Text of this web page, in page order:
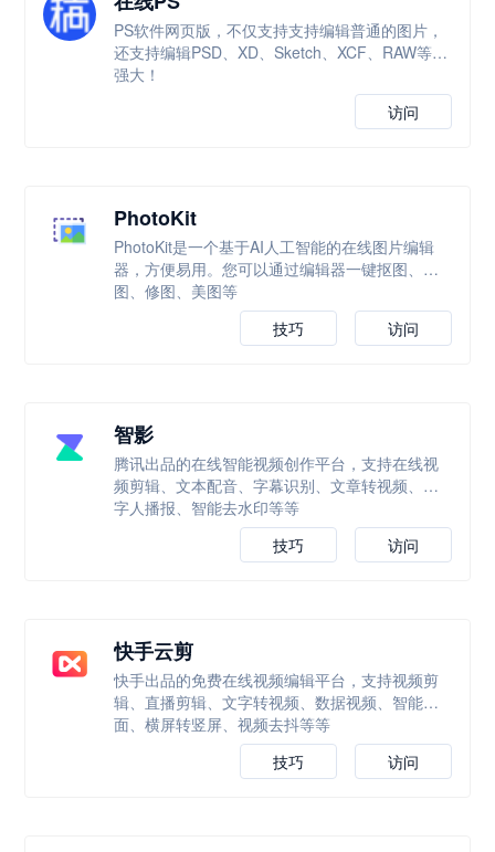
PS软件网页版，不仅支持支持编辑普通的图片，
还支持编辑PSD、XD、Sketch、XCF、RAW等，
强大！
访问
PhotoKit
PhotoKit是一个基于AI人工智能的在线图片编辑
器，方便易用。您可以通过编辑器一键抠图、改
图、修图、美图等
访问
技巧
智影
腾讯出品的在线智能视频创作平台，支持在线视
频剪辑、文本配音、字幕识别、文章转视频、数
字人播报、智能去水印等等
访问
技巧
快手云剪
快手出品的免费在线视频编辑平台，支持视频剪
辑、直播剪辑、文字转视频、数据视频、智能封
面、横屏转竖屏、视频去抖等等
访问
技巧